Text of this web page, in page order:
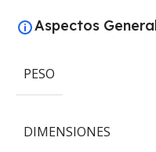
Aspectos
PESO
DIMENSIONES